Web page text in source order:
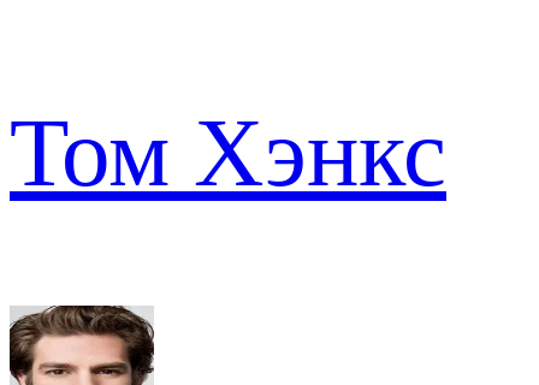
Том Хэнкс